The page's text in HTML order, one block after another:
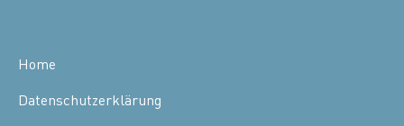
Home
Datenschutzerklärung